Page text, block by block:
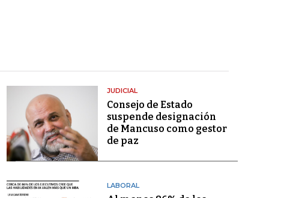
JUDICIAL
Consejo de Estado
suspende designación
de Mancuso como gestor
de paz
LABORAL